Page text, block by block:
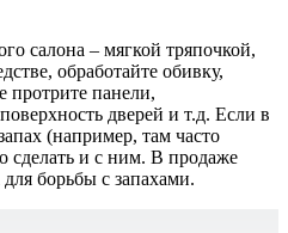
салона – мягкой тряпочкой,
обработайте обивку,
протрите панели,
дверей и т.д. Если в
(например, там часто
сделать и с ним. В продаже
борьбы с запахами.